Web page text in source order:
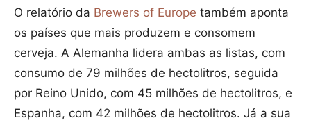
O relatório da Brewers of Europe também aponta
os países que mais produzem e consomem
cerveja. A Alemanha lidera ambas as listas, com
consumo de 79 milhões de hectolitros, seguida
por Reino Unido, com 45 milhões de hectolitros, e
Espanha, com 42 milhões de hectolitros. Já a sua